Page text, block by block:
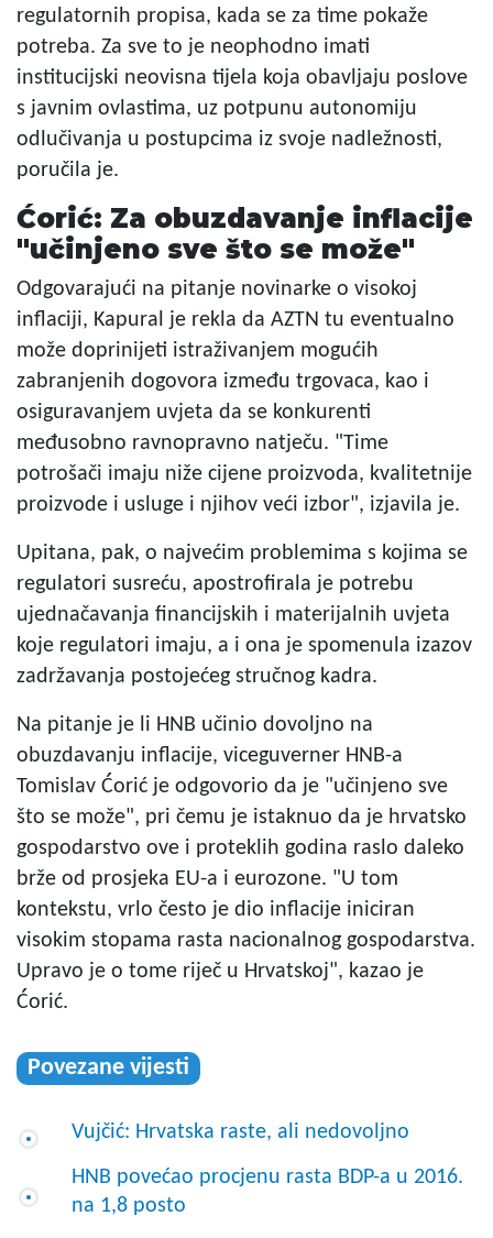
regulatornih propisa, kada se za time pokaže
potreba. Za sve to je neophodno imati
institucijski neovisna tijela koja obavljaju poslove
s javnim ovlastima, uz potpunu autonomiju
odlučivanja u postupcima iz svoje nadležnosti,
poručila je.
Ćorić: Za obuzdavanje inflacije
"učinjeno sve što se može"
Odgovarajući na pitanje novinarke o visokoj
inflaciji, Kapural je rekla da AZTN tu eventualno
može doprinijeti istraživanjem mogućih
zabranjenih dogovora između trgovaca, kao i
osiguravanjem uvjeta da se konkurenti
međusobno ravnopravno natječu. "Time
potrošači imaju niže cijene proizvoda, kvalitetnije
proizvode i usluge i njihov veći izbor", izjavila je.
Upitana, pak, o najvećim problemima s kojima se
regulatori susreću, apostrofirala je potrebu
ujednačavanja financijskih i materijalnih uvjeta
koje regulatori imaju, a i ona je spomenula izazov
zadržavanja postojećeg stručnog kadra.
Na pitanje je li HNB učinio dovoljno na
obuzdavanju inflacije, viceguverner HNB-a
Tomislav Ćorić je odgovorio da je "učinjeno sve
što se može", pri čemu je istaknuo da je hrvatsko
gospodarstvo ove i proteklih godina raslo daleko
brže od prosjeka EU-a i eurozone. "U tom
kontekstu, vrlo često je dio inflacije iniciran
visokim stopama rasta nacionalnog gospodarstva.
Upravo je o tome riječ u Hrvatskoj", kazao je
Ćorić.
Povezane vijesti
Vujčić: Hrvatska raste, ali nedovoljno
HNB povećao procjenu rasta BDP-a u 2016.
na 1,8 posto